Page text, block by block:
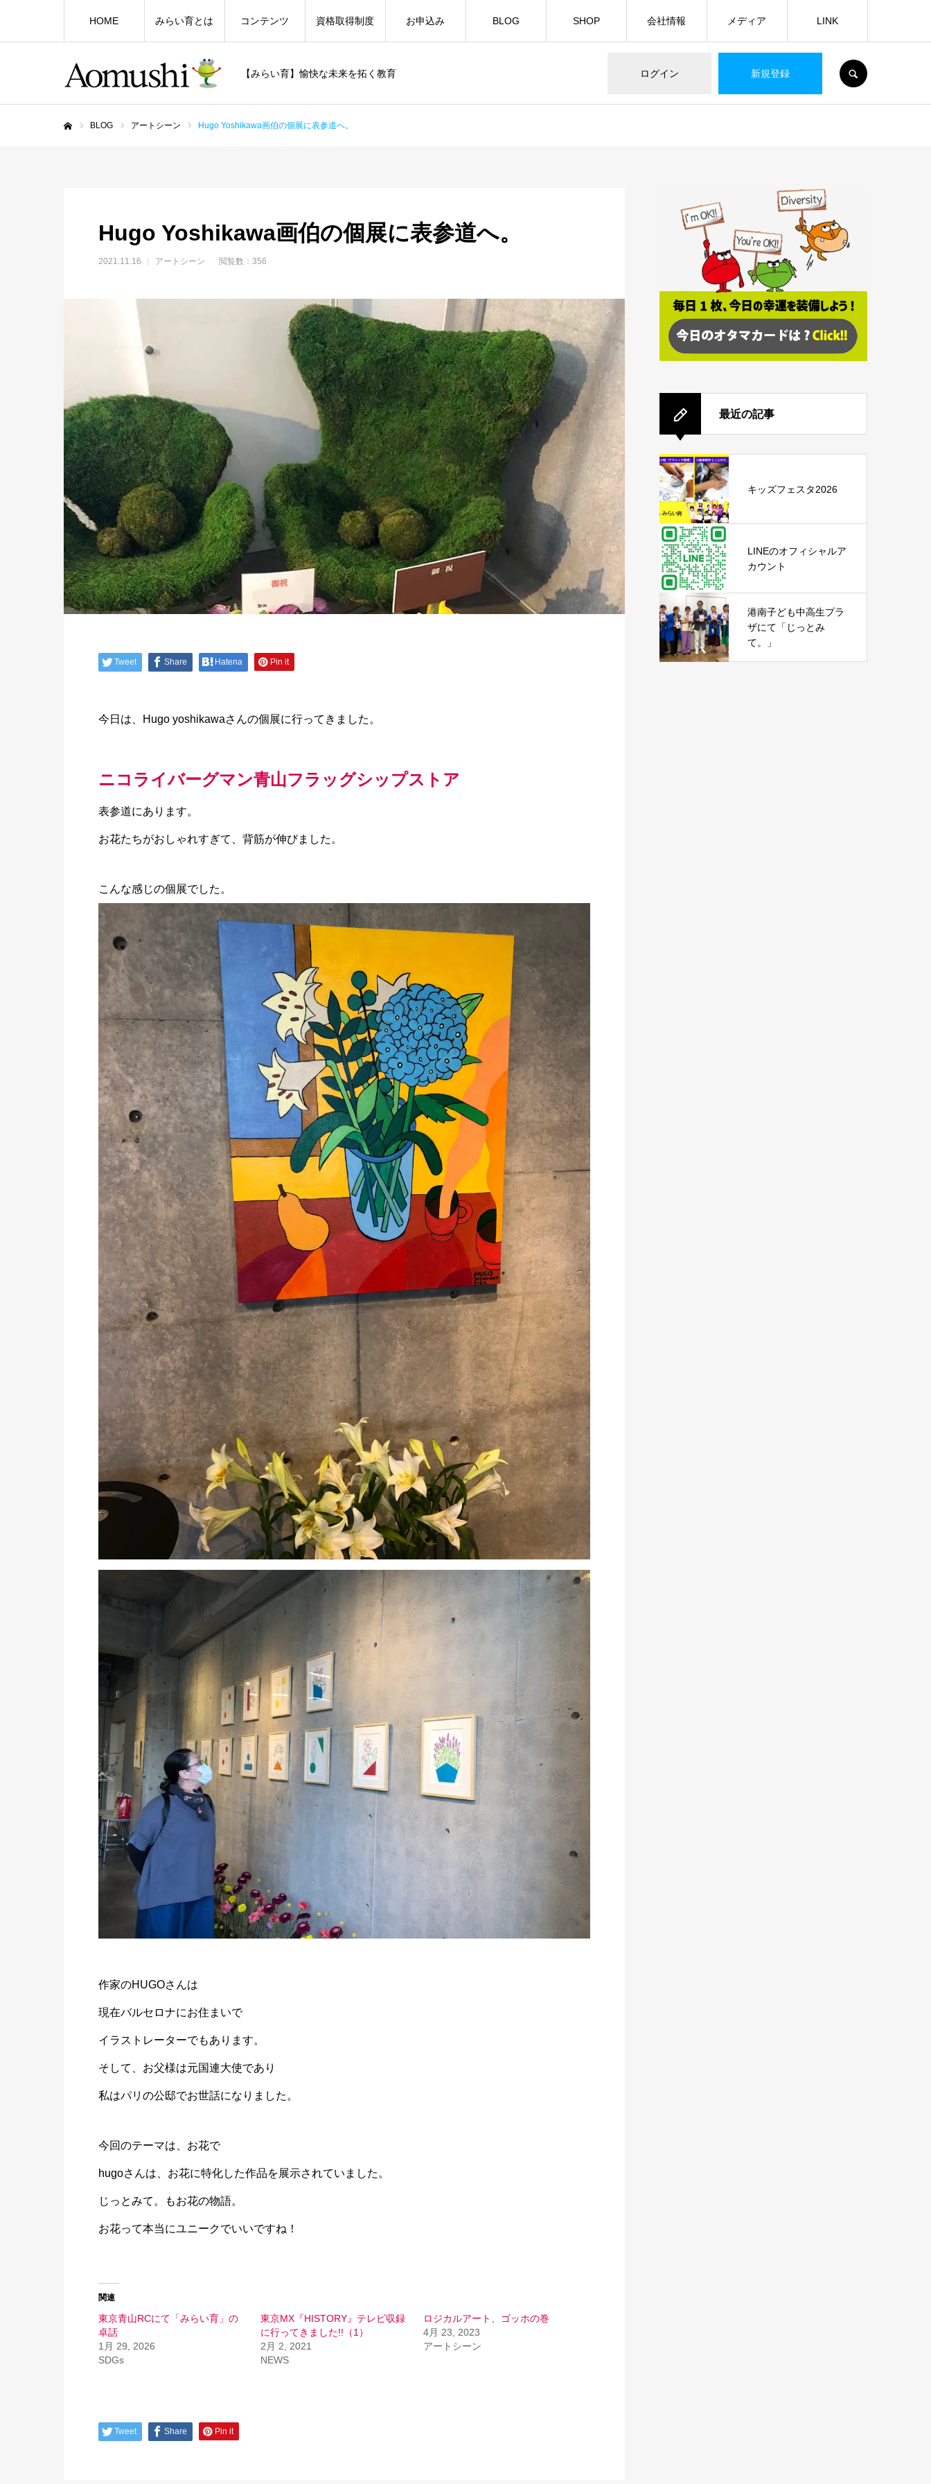
【みらい育】愉快な未来を拓く教育 ログイン 新規登録
HOME みらい育とは コンテンツ 資格取得制度 お申込み BLOG SHOP 会社情報 メディア LINK
BLOG アートシーン Hugo Yoshikawa画伯の個展に表参道へ。
Hugo Yoshikawa画伯の個展に表参道へ。
2021.11.16 アートシーン 閲覧数：356
Tweet Share Hatena Pin it
今日は、Hugo yoshikawaさんの個展に行ってきました。
ニコライバーグマン青山フラッグシップストア
表参道にあります。
お花たちがおしゃれすぎて、背筋が伸びました。
こんな感じの個展でした。
作家のHUGOさんは
現在バルセロナにお住まいで
イラストレーターでもあります。
そして、お父様は元国連大使であり
私はパリの公邸でお世話になりました。
今回のテーマは、お花で
hugoさんは、お花に特化した作品を展示されていました。
じっとみて。もお花の物語。
お花って本当にユニークでいいですね！
関連
東京青山RCにて「みらい育」の
卓話
1月 29, 2026
SDGs
東京MX『HISTORY』テレビ収録
に行ってきました!!（1）
2月 2, 2021
NEWS
ロジカルアート、ゴッホの巻
4月 23, 2023
アートシーン
Tweet Share Pin it
最近の記事
キッズフェスタ2026
LINEのオフィシャルア
カウント
港南子ども中高生プラ
ザにて「じっとみ
て。」